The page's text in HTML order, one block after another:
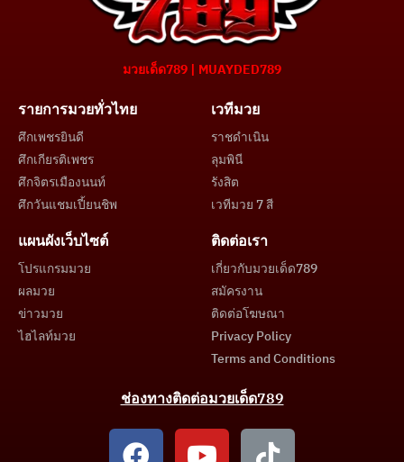
มวยเด็ด789 | MUAYDED789
รายการมวยทั่วไทย
ศึกเพชรยินดี
ศึกเกียรติเพชร
ศึกจิตรเมืองนนท์
ศึกวันแชมเปี้ยนชิพ
เวทีมวย
ราชดำเนิน
ลุมพินี
รังสิต
เวทีมวย 7 สี
แผนผังเว็บไซต์
โปรแกรมมวย
ผลมวย
ข่าวมวย
ไฮไลท์มวย
ติดต่อเรา
เกี่ยวกับมวยเด็ด789
สมัครงาน
ติดต่อโฆษณา
Privacy Policy
Terms and Conditions
ช่องทางติดต่อมวยเด็ด789